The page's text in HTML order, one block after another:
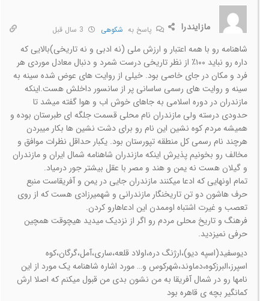
مازایندرا پاسخ به شکوهی
شاهنامه رو با همه اعتبار و ارزش ملی (نه ادبی و نه تاریخی)بالایی که
داره رو نباید ۱۰۰٪ از نظر تاریخی درست شمرد و دنبال معادل موردی هر
فرد و مکان در جای خاصی بود. خیلی از روایت های عوض شده سینه به
سینه و روایت های رسمی ساسانی پر از سانسور داخلش هست.اینکه
مازندران در دوره اسلامی به جاهای خوش اب و هوا گفته میشد تا
حدودی درسته ولی مازندران نام محلی قسمت جلگه ای طبرستان بوده و
همیشه مردم کوه نشین این نام رو برای دشت نشین ها بکار میبردن
هرچند نام رسمی کل منطقه تپورستان بود. یکبار حداقل نظرات موافق و
مخالف رو بخونیم پذیرش اینکه مازندران شاهنامه شمال ایران و مازندران
و گیلان هست نه یمن و هند و مصر با عقل بیشتر جور درمیاد.
تمام اونهایی که ادعا میکنند مازندران جایی در یمن و آفریقاست منبع
حرف هاشون دو تن تاریخنگار مازندرانی و شهمیرزادی هست که از روی
تعصب و غیرت اشتباه اوممدن این ادعاهارو کردن.
فرهنگ و تاریخ محلی مردم رو اگر از نزدیک میدید هیچوقت همچین
حرفی نمیزدید.
دیوسفید(اسپه دیو)،ارژنگ دره،اولاد قلعه،ساری،آمل،گرگان،کوه
اسپرز،البرزکوه،دماوند،شهرکوس و… مورد اشاره شاهنامه یک مورد از این
نامها رو در شمال آفریقا به من نشون بدی من قبول میکنم که اصلا ارش
کمانگیر بچه ی قاهره بود